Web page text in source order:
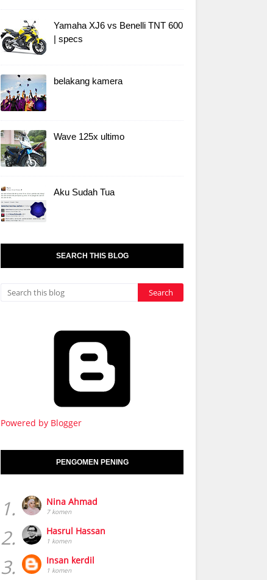
Yamaha XJ6 vs Benelli TNT 600
| specs
belakang kamera
Wave 125x ultimo
Aku Sudah Tua
SEARCH THIS BLOG
Powered by Blogger
PENGOMEN PENING
1. Nina Ahmad
7 komen
2. Hasrul Hassan
1 komen
3. Insan kerdil
1 komen